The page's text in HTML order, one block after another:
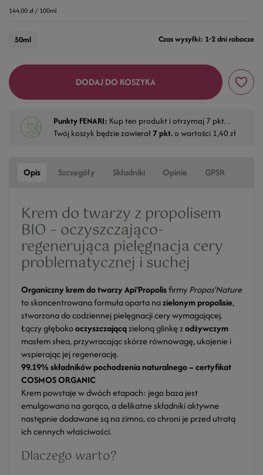
144,00 zł / 100ml
Czas wysyłki: 1-2 dni robocze
50ml
DODAJ DO KOSZYKA
Punkty FENARI: Kup ten produkt i otrzymaj 7 pkt. .
Twój koszyk będzie zawierał7 pkt.o wartości 1,40 zł
Opis Szczegóły Składniki Opinie GPSR
Krem do twarzy z propolisem
BIO – oczyszczająco-
regenerująca pielęgnacja cery
problematycznej i suchej
Organiczny krem do twarzy Api'PropolisfirmyPropos'Nature
to skoncentrowana formuła oparta nazielonym propolisie,
stworzona do codziennej pielęgnacji cery wymagającej.
Łączy głębokooczyszczającązieloną glinkę zodżywczym
masłem shea, przywracając skórze równowagę, ukojenie i
wspierając jej regenerację.
99.19% składników pochodzenia naturalnego – certyfikat
COSMOS ORGANIC
Krem powstaje w dwóch etapach: jego baza jest
emulgowana na gorąco, a delikatne składniki aktywne
następnie dodawane są na zimno, co chroni je przed utratą
ich cennych właściwości.
Dlaczego warto?